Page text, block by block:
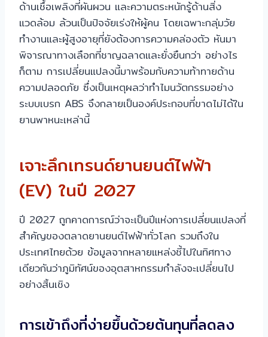
ด้านเชื้อเพลิงที่ผันผวน และความตระหนักรู้ด้านสิ่ง
แวดล้อม ล้วนเป็นปัจจัยเร่งให้ผู้คน โดยเฉพาะกลุ่มวัย
ทำงานและผู้สูงอายุที่ยังต้องการความคล่องตัว หันมา
พิจารณาทางเลือกที่ชาญฉลาดและยั่งยืนกว่า อย่างไร
ก็ตาม การเปลี่ยนแปลงนี้มาพร้อมกับความท้าทายด้าน
ความปลอดภัย ซึ่งเป็นเหตุผลว่าทำไมนวัตกรรมอย่าง
ระบบเบรก ABS จึงกลายเป็นองค์ประกอบที่ขาดไม่ได้ใน
ยานพาหนะเหล่านี้
เจาะลึกเทรนด์ยานยนต์ไฟฟ้า
(EV) ในปี 2027
ปี 2027 ถูกคาดการณ์ว่าจะเป็นปีแห่งการเปลี่ยนแปลงที่
สำคัญของตลาดยานยนต์ไฟฟ้าทั่วโลก รวมถึงใน
ประเทศไทยด้วย ข้อมูลจากหลายแหล่งชี้ไปในทิศทาง
เดียวกันว่าภูมิทัศน์ของอุตสาหกรรมกำลังจะเปลี่ยนไป
อย่างสิ้นเชิง
การเข้าถึงที่ง่ายขึ้นด้วยต้นทุนที่ลดลง